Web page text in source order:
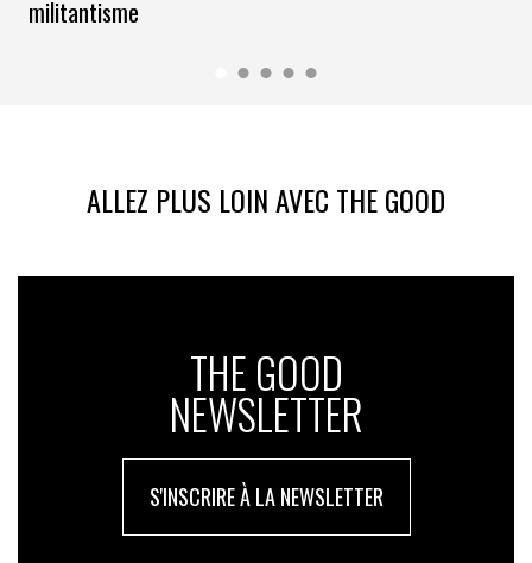
militantisme
ALLEZ PLUS LOIN AVEC THE GOOD
THE GOOD
NEWSLETTER
S'INSCRIRE À LA NEWSLETTER